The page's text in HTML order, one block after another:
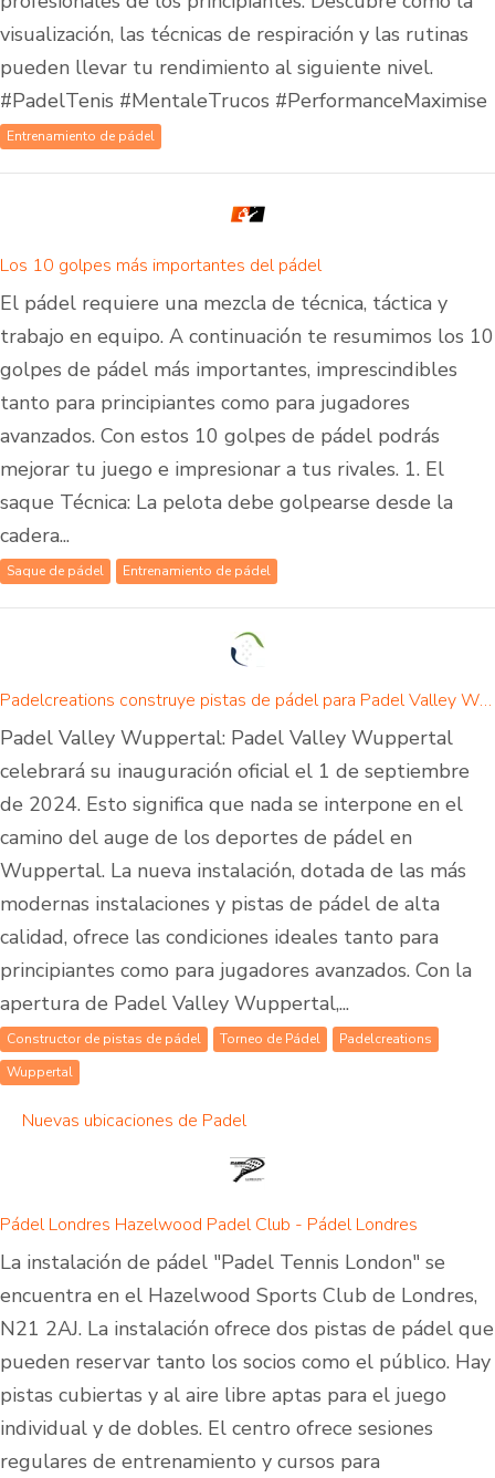
visualización, las técnicas de respiración y las rutinas
pueden llevar tu rendimiento al siguiente nivel.
#PadelTenis #MentaleTrucos #PerformanceMaximise
Entrenamiento de pádel
Los 10 golpes más importantes del pádel
El pádel requiere una mezcla de técnica, táctica y
trabajo en equipo. A continuación te resumimos los 10
golpes de pádel más importantes, imprescindibles
tanto para principiantes como para jugadores
avanzados. Con estos 10 golpes de pádel podrás
mejorar tu juego e impresionar a tus rivales. 1. El
saque Técnica: La pelota debe golpearse desde la
cadera...
Saque de pádel Entrenamiento de pádel
Padelcreations construye pistas de pádel para Padel Valley Wuppertal - inauguración el 01 de septiembre de 2024
Padel Valley Wuppertal: Padel Valley Wuppertal
celebrará su inauguración oficial el 1 de septiembre
de 2024. Esto significa que nada se interpone en el
camino del auge de los deportes de pádel en
Wuppertal. La nueva instalación, dotada de las más
modernas instalaciones y pistas de pádel de alta
calidad, ofrece las condiciones ideales tanto para
principiantes como para jugadores avanzados. Con la
apertura de Padel Valley Wuppertal,...
Constructor de pistas de pádel Torneo de Pádel
Padelcreations
Wuppertal
Nuevas ubicaciones de Padel
Pádel Londres Hazelwood Padel Club - Pádel Londres
La instalación de pádel "Padel Tennis London" se
encuentra en el Hazelwood Sports Club de Londres,
N21 2AJ. La instalación ofrece dos pistas de pádel que
pueden reservar tanto los socios como el público. Hay
pistas cubiertas y al aire libre aptas para el juego
individual y de dobles. El centro ofrece sesiones
regulares de entrenamiento y cursos para